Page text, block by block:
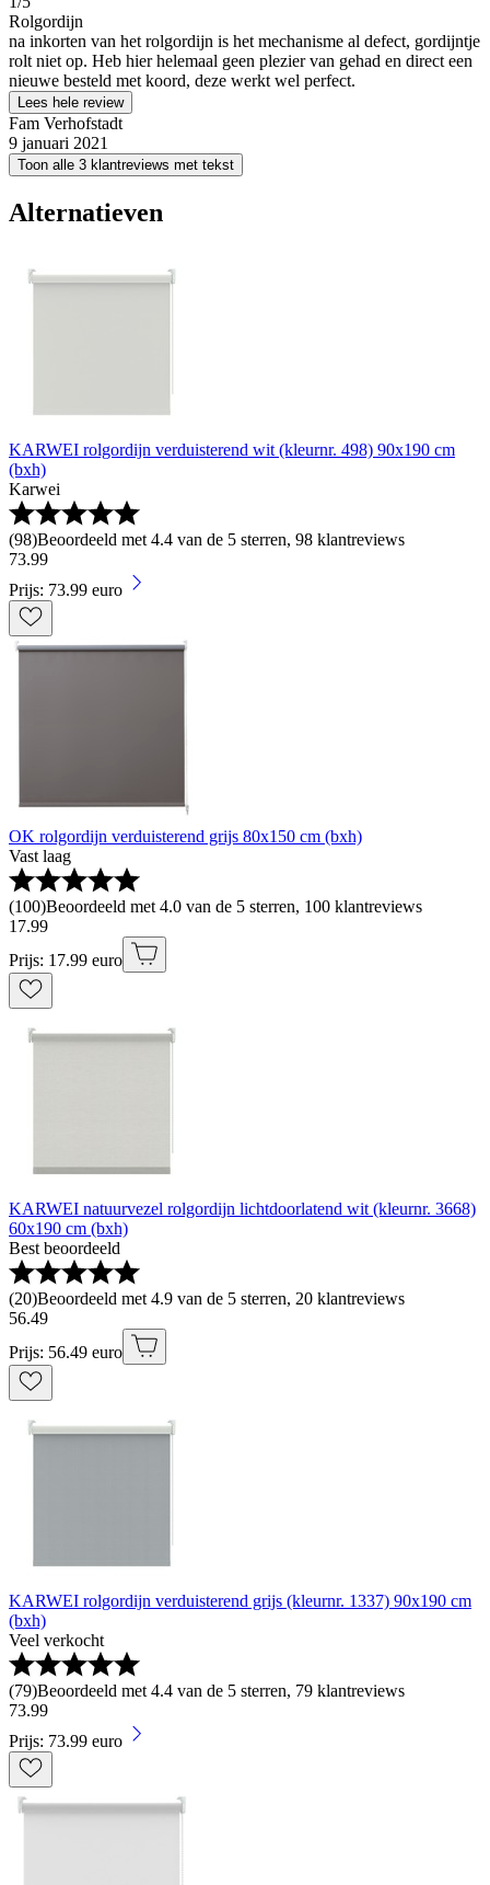
Rolgordijn
na inkorten van het rolgordijn is het mechanisme al defect, gordijntje
rolt niet op. Heb hier helemaal geen plezier van gehad en direct een
nieuwe besteld met koord, deze werkt wel perfect.
Lees hele review
Fam Verhofstadt
9 januari 2021
Toon alle 3 klantreviews met tekst
Alternatieven
KARWEI rolgordijn verduisterend wit (kleurnr. 498) 90x190 cm
(bxh)
Karwei
(98)Beoordeeld met 4.4 van de 5 sterren, 98 klantreviews
73.99
Prijs: 73.99 euro
OK rolgordijn verduisterend grijs 80x150 cm (bxh)
Vast laag
(100)Beoordeeld met 4.0 van de 5 sterren, 100 klantreviews
17.99
Prijs: 17.99 euro
KARWEI natuurvezel rolgordijn lichtdoorlatend wit (kleurnr. 3668)
60x190 cm (bxh)
Best beoordeeld
(20)Beoordeeld met 4.9 van de 5 sterren, 20 klantreviews
56.49
Prijs: 56.49 euro
KARWEI rolgordijn verduisterend grijs (kleurnr. 1337) 90x190 cm
(bxh)
Veel verkocht
(79)Beoordeeld met 4.4 van de 5 sterren, 79 klantreviews
73.99
Prijs: 73.99 euro